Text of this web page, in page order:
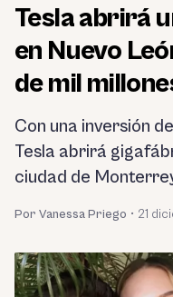
Tesla abrirá
en Nuevo
de mil
Con una inversión
Tesla abrirá
ciudad de
Por Vanessa Priego • 21